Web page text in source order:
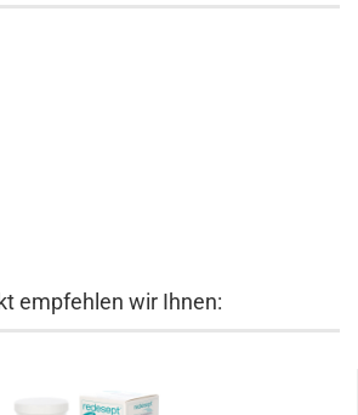
empfehlen wir Ihnen: